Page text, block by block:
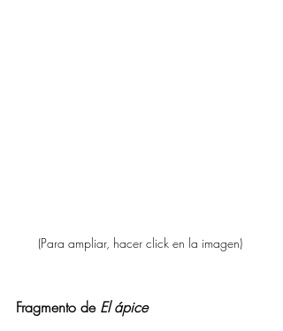
(Para ampliar, hacer click en la imagen)
Fragmento de El ápice